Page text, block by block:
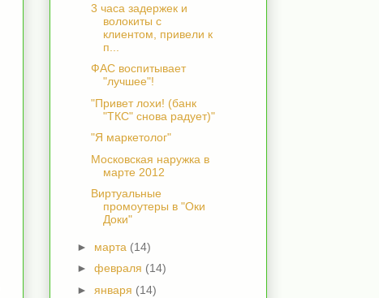
3 часа задержек и
волокиты с
клиентом, привели к
п...
ФАС воспитывает
"лучшее"!
"Привет лохи! (банк
"ТКС" снова радует)"
"Я маркетолог"
Московская наружка в
марте 2012
Виртуальные
промоутеры в "Оки
Доки"
► марта (14)
► февраля (14)
► января (14)